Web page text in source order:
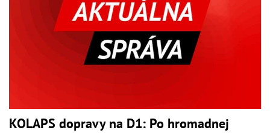
KOLAPS dopravy na D1: Po hromadnej